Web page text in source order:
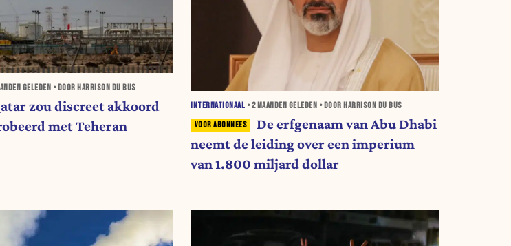
GELEDEN • DOOR HARRISON DU BUS
zou discreet akkoord
met Teheran
INTERNATIONAAL •2 MAANDEN GELEDEN • DOOR HARRISON DU BUS
De erfgenaam van Abu Dhabi
neemt de leiding over een imperium
van 1.800 miljard dollar